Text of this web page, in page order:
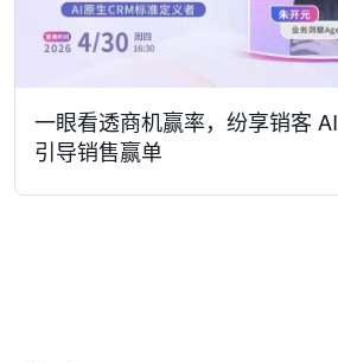
一眼看透商机赢率，纷享销客 AI
引导销售赢单